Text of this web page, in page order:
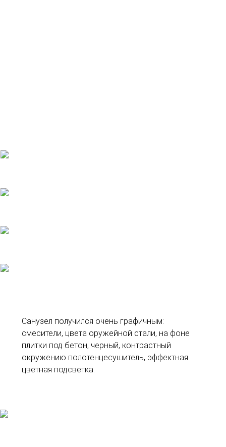
Санузел получился очень графичным:
смесители, цвета оружейной стали, на фоне
плитки под бетон, черный, контрастный
окружению полотенцесушитель, эффектная
цветная подсветка.